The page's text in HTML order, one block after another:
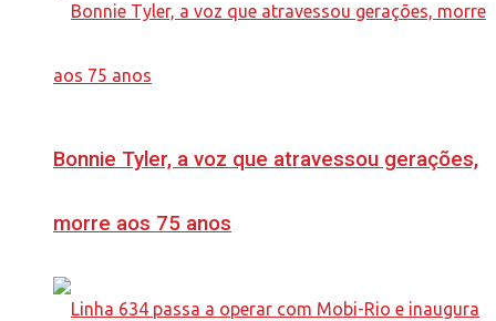
Bonnie Tyler, a voz que atravessou gerações,
morre aos 75 anos